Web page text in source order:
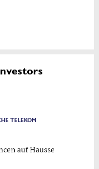
TELEKOM
auf Hausse